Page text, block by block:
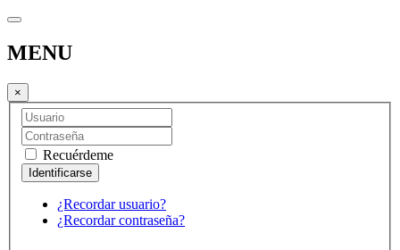
MENU
×
Recuérdeme
¿Recordar usuario?
¿Recordar contraseña?